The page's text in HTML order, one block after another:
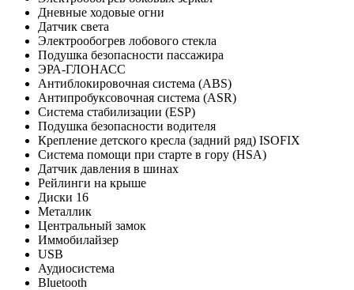
Дневные ходовые огни
Датчик света
Электрообогрев лобового стекла
Подушка безопасности пассажира
ЭРА-ГЛОНАСС
Антиблокировочная система (ABS)
Антипробуксовочная система (ASR)
Система стабилизации (ESP)
Подушка безопасности водителя
Крепление детского кресла (задний ряд) ISOFIX
Система помощи при старте в гору (HSA)
Датчик давления в шинах
Рейлинги на крыше
Диски 16
Металлик
Центральный замок
Иммобилайзер
USB
Аудиосистема
Bluetooth